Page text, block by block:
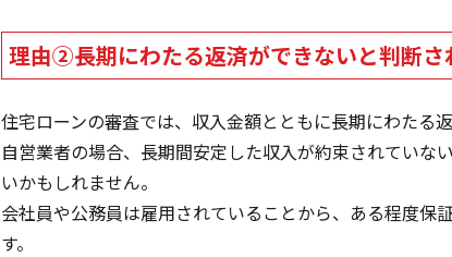
理由②長期にわたる返済ができないと判断さ
住宅ローンの審査では、収入金額とともに長期にわたる
自営業者の場合、長期間安定した収入が約束されていな
いかもしれません。
会社員や公務員は雇用されていることから、ある程度保
す。